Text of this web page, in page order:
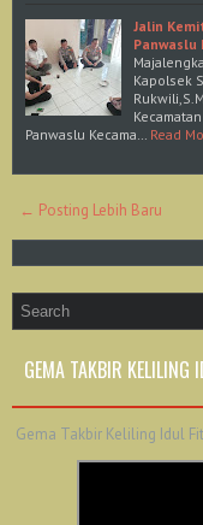
Jalin
Panwaslu
Kapolsek
Panwaslu Kecama… Read
← Posting Lebih Baru
GEMA TAKBIR
Gema Takbir Keliling Idul